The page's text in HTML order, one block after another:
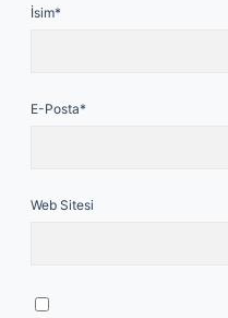
İsim*
E-Posta*
Web Sitesi